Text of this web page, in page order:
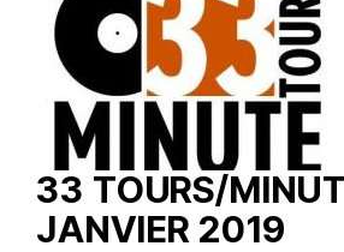
33 TOURS/
JANVIER 2019